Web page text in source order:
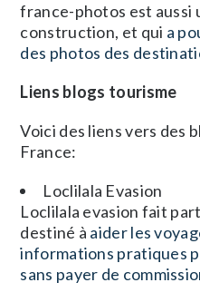
france-photos est aussi
construction, et qui a
des photos des
Liens blogs tourisme
Voici des liens vers des
France:
Loclilala Evasion
Loclilala evasion fait
destiné à aider les
informations pratiques
sans payer de